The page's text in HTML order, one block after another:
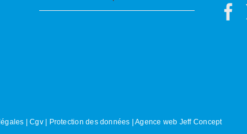
|Cgv| Protection des données |Agence web Jeff Concept